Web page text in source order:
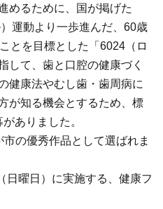
めるために、国が掲げた
運動より一歩進んだ、60歳
とを目標とした「6024（ロ
して、歯と口腔の健康づく
健康法やむし歯・歯周病に
が知る機会とするため、標
ありました。
の優秀作品として選ばれま
曜日）に実施する、健康フ